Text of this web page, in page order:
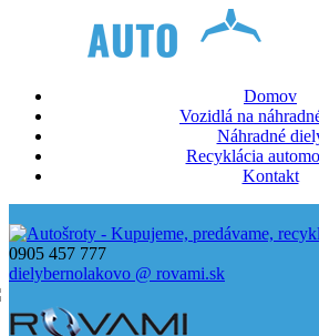
Domov
Vozidlá na
Náhradné
Recyklácia
Kontakt
0905 457 777
dielybernolakovo @ rovami.sk